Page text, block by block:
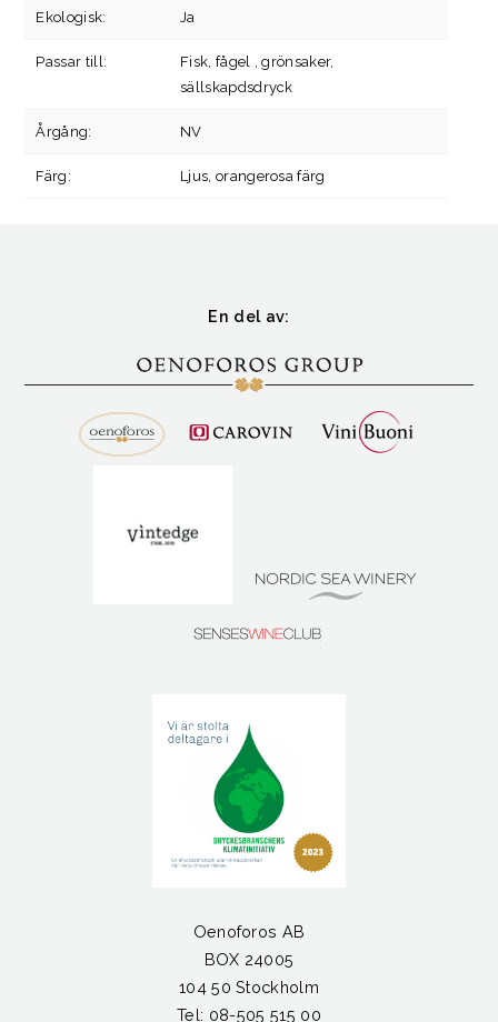
Ekologisk: Ja
Passar till:
Fisk, fågel , grönsaker,
sällskapdsdryck
Årgång: NV
Färg: Ljus, orangerosa färg
En del av:
Oenoforos AB
BOX 24005
104 50 Stockholm
Tel: 08-505 515 00